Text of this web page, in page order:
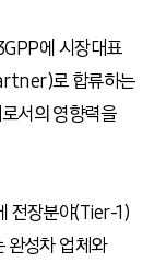
에 시장대표
로 합류하는
서의 영향력을
전장분야(Tier-1)
완성차 업체와